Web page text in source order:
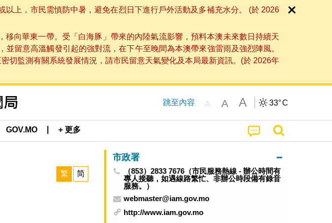
上，市民需慎防中暑，避免在烈日下進行戶外活動及多補充水分。 (於 2026
向華東一帶。受「白海豚」帶來的內陸氣流影響，預料本澳未來數日持續天
留意高溫觸發引起的強對流，在下午至晚間為本澳帶來強雷雨及強烈陣風。
切監測有關系統發展情況，請市民留意天氣變化及本局最新資訊。(於 2026年
跳至內容 A A A 33°C
GOV.MO + 更多
繁 简
市政署
（853）2833 7676（市民服務熱線 - 辦公時間有
專人接聽，如遇線路繁忙、非辦公時段備有錄音
服務。）
webmaster@iam.gov.mo
http://www.iam.gov.mo